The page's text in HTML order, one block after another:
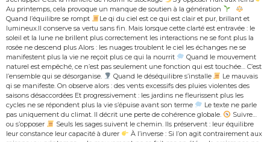
Au printemps, cela provoque un manque de soutien à la génération
Quand l’équilibre se rompt
Le qi du ciel est ce qui est clair et pur, brillant et
lumineux.Il conserve sa vertu sans fin. Mais lorsque cette clarté est entravée : le
soleil et la lune ne brillent plus correctement les interactions ne se font plus la
rosée ne descend plus Alors : les nuages troublent le ciel les échanges ne se
manifestent plus la vie ne reçoit plus ce qui la nourrit
Quand le mouvement
naturel est empêché, ce n’est pas seulement une fonction qui est touchée… C’est
l’ensemble qui se désorganise.
Quand le déséquilibre s’installe
Le mauvais
qi se manifeste. On observe alors : des vents excessifs des pluies violentes des
saisons désaccordées Et progressivement : les jardins ne fleurissent plus les
cycles ne se répondent plus la vie s’épuise avant son terme
Le texte ne parle
pas uniquement du climat. Il décrit une perte de cohérence globale.
Suivre…
ou s’opposer
Seuls les sages suivent le chemin. Ils préservent : leur équilibre
leur constance leur capacité à durer
À l’inverse : Si l’on agit contrairement aux